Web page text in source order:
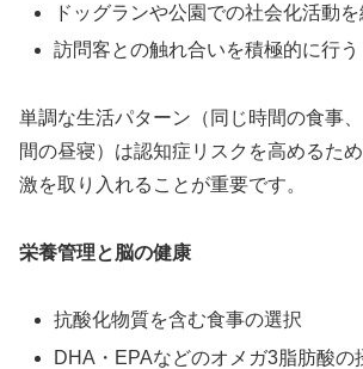
ドッグランや公園での社会化活動
訪問客との触れ合いを積極的に行う
単調な生活パターン（同じ時間の食事
間の昼寝）は認知症リスクを高めるた
激を取り入れることが重要です。
栄養管理と脳の健康
抗酸化物質を含む食事の選択
DHA・EPAなどのオメガ3脂肪酸の